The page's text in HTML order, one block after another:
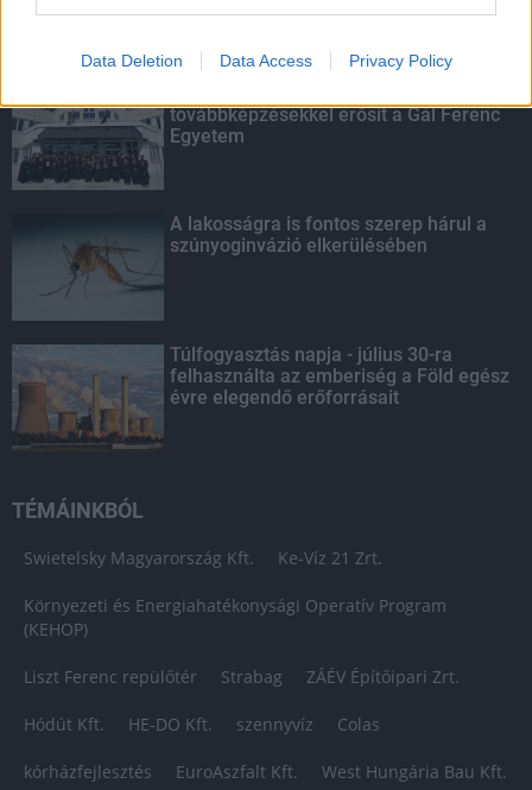
Data Deletion Data Access Privacy Policy
továbbképzésekkel erősít a Gál Ferenc
Egyetem
A lakosságra is fontos szerep hárul a
szúnyoginvázió elkerülésében
Túlfogyasztás napja - július 30-ra
felhasználta az emberiség a Föld egész
évre elegendő erőforrásait
TÉMÁINKBÓL
Swietelsky Magyarország Kft. Ke-Víz 21 Zrt.
Környezeti és Energiahatékonysági Operatív Program
(KEHOP)
Liszt Ferenc repülőtér Strabag ZÁÉV Építőipari Zrt.
Hódút Kft. HE-DO Kft. szennyvíz Colas
kórházfejlesztés EuroAszfalt Kft. West Hungária Bau Kft.